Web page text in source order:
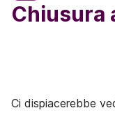
Chiusura
Ci dispiacerebbe